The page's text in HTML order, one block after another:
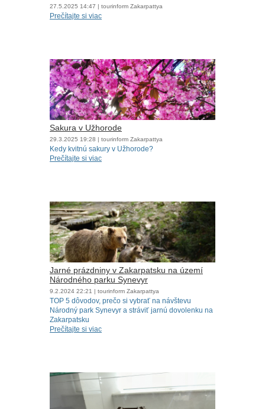
27.5.2025 14:47 | tourinform Zakarpattya
Prečítajte si viac
Sakura v Užhorode
29.3.2025 19:28 | tourinform Zakarpattya
Kedy kvitnú sakury v Užhorode?
Prečítajte si viac
Jarné prázdniny v Zakarpatsku na území
Národného parku Synevyr
9.2.2024 22:21 | tourinform Zakarpattya
TOP 5 dôvodov, prečo si vybrať na návštevu
Národný park Synevyr a stráviť jarnú dovolenku na
Zakarpatsku
Prečítajte si viac